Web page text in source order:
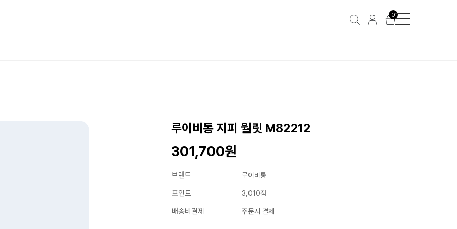
0
루이비통 지피 월릿 M82212
301,700원
브랜드 루이비통
포인트 3,010점
배송비결제 주문시 결제